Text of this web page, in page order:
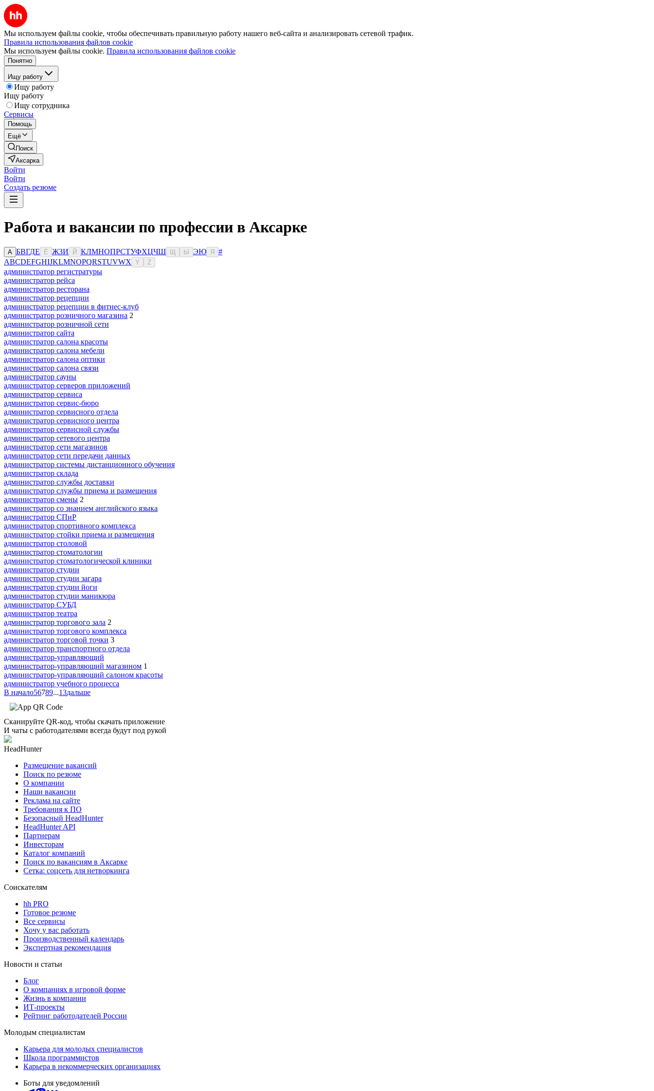
Мы используем файлы cookie, чтобы обеспечивать правильную работу нашего веб-сайта и анализировать сетевой трафик.
Правила использования файлов cookie
Мы используем файлы cookie. Правила использования файлов cookie
Понятно
Ищу работу
Ищу работу
Ищу работу
Ищу сотрудника
Сервисы
Помощь
Ещё
Поиск
Аксарка
Войти
Войти
Создать резюме
Работа и вакансии по профессии в Аксарке
А БВГДЕ Ё ЖЗИ Й КЛМНОПРСТУФХЦЧШ Ы ЭЮ Я
#
ABCDEFGHIJKLMNOPQRSTUVWX Y Z
администратор регистратуры
администратор рейса
администратор ресторана
администратор рецепции
администратор рецепции в фитнес-клуб
администратор розничного магазина 2
администратор розничной сети
администратор сайта
администратор салона красоты
администратор салона мебели
администратор салона оптики
администратор салона связи
администратор сауны
администратор серверов приложений
администратор сервиса
администратор сервис-бюро
администратор сервисного отдела
администратор сервисного центра
администратор сервисной службы
администратор сетевого центра
администратор сети магазинов
администратор сети передачи данных
администратор системы дистанционного обучения
администратор склада
администратор службы доставки
администратор службы приема и размещения
администратор смены 2
администратор со знанием английского языка
администратор СПиР
администратор спортивного комплекса
администратор стойки приема и размещения
администратор столовой
администратор стоматологии
администратор стоматологической клиники
администратор студии
администратор студии загара
администратор студии йоги
администратор студии маникюра
администратор СУБД
администратор театра
администратор торгового зала 2
администратор торгового комплекса
администратор торговой точки 3
администратор транспортного отдела
администратор-управляющий
администратор-управляющий магазином 1
администратор-управляющий салоном красоты
администратор учебного процесса
В начало56789...13дальше
Сканируйте QR-код, чтобы скачать приложение
И чаты с работодателями всегда будут под рукой
HeadHunter
Размещение вакансий
Поиск по резюме
О компании
Наши вакансии
Реклама на сайте
Требования к ПО
Безопасный HeadHunter
HeadHunter API
Партнерам
Инвесторам
Каталог компаний
Поиск по вакансиям в Аксарке
Сетка: соцсеть для нетворкинга
Соискателям
hh PRO
Готовое резюме
Все сервисы
Хочу у вас работать
Производственный календарь
Экспертная рекомендация
Новости и статьи
Блог
О компаниях в игровой форме
Жизнь в компании
ИТ-проекты
Рейтинг работодателей России
Молодым специалистам
Карьера для молодых специалистов
Школа программистов
Карьера в некоммерческих организациях
Боты для уведомлений